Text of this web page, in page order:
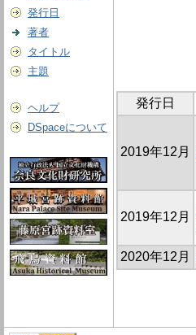
発行日
著者
タイトル
主題
ヘルプ
DSpaceについて
発行日
2019年12月
2019年12月
2020年12月